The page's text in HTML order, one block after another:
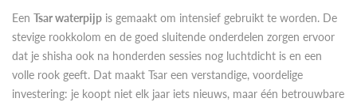
Een Tsar waterpijp is gemaakt om intensief gebruikt te worden. De
stevige rookkolom en de goed sluitende onderdelen zorgen ervoor
dat je shisha ook na honderden sessies nog luchtdicht is en een
volle rook geeft. Dat maakt Tsar een verstandige, voordelige
investering: je koopt niet elk jaar iets nieuws, maar één betrouwbare